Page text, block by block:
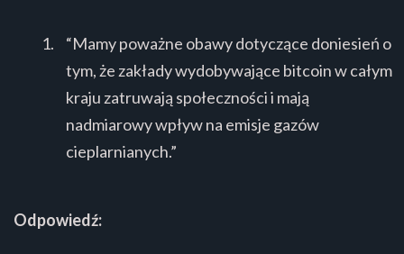
“Mamy poważne obawy dotyczące doniesień o
tym, że zakłady wydobywające bitcoin w całym
kraju zatruwają społeczności i mają
nadmiarowy wpływ na emisje gazów
cieplarnianych.”
Odpowiedź: